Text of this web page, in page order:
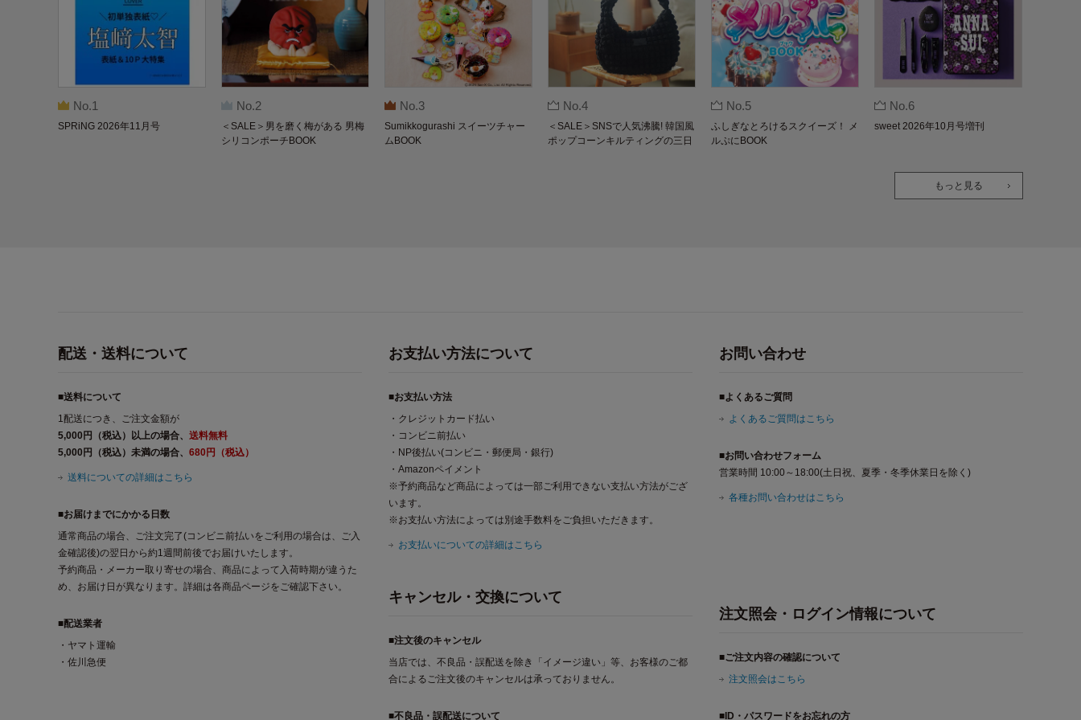
No.1
SPRiNG 2026年11月号
No.2
＜SALE＞男を磨く梅がある 男梅
シリコンポーチBOOK
No.3
Sumikkogurashi スイーツチャー
ムBOOK
No.4
＜SALE＞SNSで人気沸騰! 韓国風
ポップコーンキルティングの三日
No.5
ふしぎなとろけるスクイーズ！ メ
ルぷにBOOK
No.6
sweet 2026年10月号増刊
もっと見る
配送・送料について
■送料について
1配送につき、ご注文金額が
5,000円（税込）以上の場合、 送料無料
5,000円（税込）未満の場合、 680円（税込）
送料についての詳細はこちら
■お届けまでにかかる日数
通常商品の場合、ご注文完了(コンビニ前払いをご利用の場合は、ご入
金確認後)の翌日から約1週間前後でお届けいたします。
予約商品・メーカー取り寄せの場合、商品によって入荷時期が違うた
め、お届け日が異なります。詳細は各商品ページをご確認下さい。
■配送業者
・ヤマト運輸
・佐川急便
お支払い方法について
■お支払い方法
・クレジットカード払い
・コンビニ前払い
・NP後払い(コンビニ・郵便局・銀行)
・Amazonペイメント
※予約商品など商品によっては一部ご利用できない支払い方法がござ
います。
※お支払い方法によっては別途手数料をご負担いただきます。
お支払いについての詳細はこちら
キャンセル・交換について
■注文後のキャンセル
当店では、不良品・誤配送を除き「イメージ違い」等、お客様のご都
合によるご注文後のキャンセルは承っておりません。
■不良品・誤配送について
お問い合わせ
■よくあるご質問
よくあるご質問はこちら
■お問い合わせフォーム
営業時間 10:00～18:00(土日祝、夏季・冬季休業日を除く)
各種お問い合わせはこちら
注文照会・ログイン情報について
■ご注文内容の確認について
注文照会はこちら
■ID・パスワードをお忘れの方